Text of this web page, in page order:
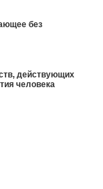
без
действующих
человека